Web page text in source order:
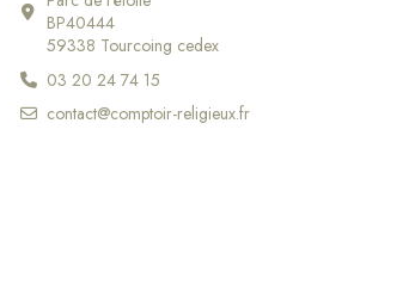
BP40444
59338 Tourcoing cedex
03 20 24 74 15
contact@comptoir-religieux.fr